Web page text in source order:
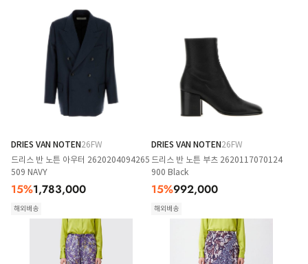
DRIES VAN NOTEN26FW
드리스 반 노튼 아우터 2620204094265
509 NAVY
15%1,783,000
해외배송
DRIES VAN NOTEN26FW
드리스 반 노튼 부츠 2620117070124
900 Black
15%992,000
해외배송